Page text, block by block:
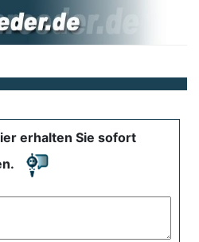
erhalten Sie sofort